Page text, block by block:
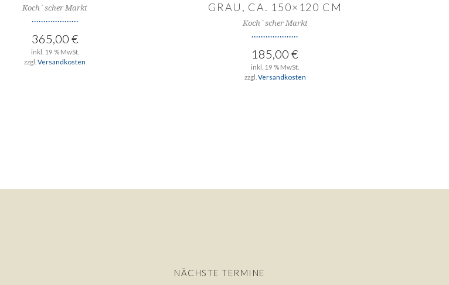
Koch´scher Markt
365,00 €
inkl. 19 % MwSt.
zzgl.Versandkosten
GRAU, CA. 150×120 CM
Koch´scher Markt
185,00€
inkl. 19 % MwSt.
zzgl. Versandkosten
NÄCHSTE TERMINE